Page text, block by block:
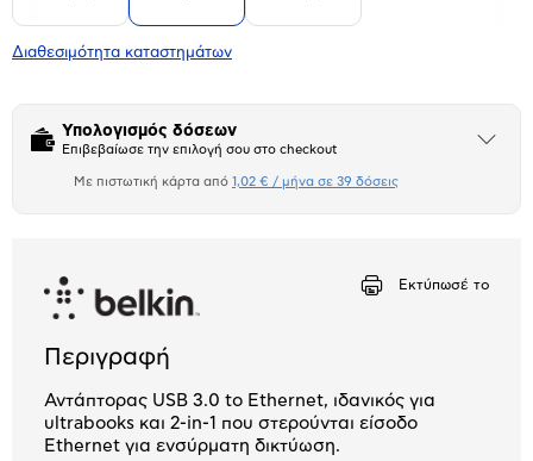
Διαθεσιμότητα καταστημάτων
Υπολογισμός δόσεων
Επιβεβαίωσε την επιλογή σου στο checkout
Άνοιξε
Με πιστωτική κάρτα από 1,02 € / μήνα σε 39 δόσεις
Εκτύπωσέ το
Περιγραφή
Αντάπτορας USB 3.0 to Ethernet, ιδανικός για
ultrabooks και 2-in-1 που στερούνται είσοδο
Ethernet για ενσύρματη δικτύωση.